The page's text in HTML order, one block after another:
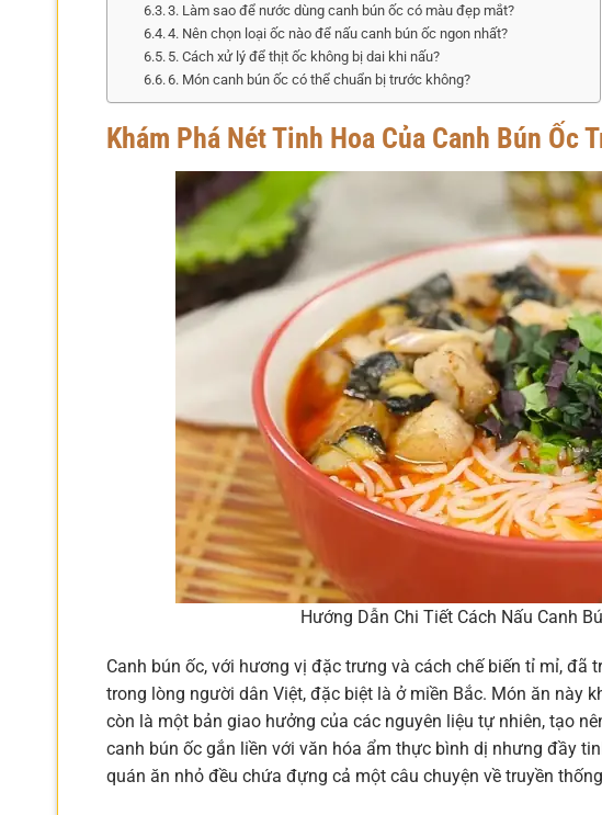
3. Làm sao để nước dùng canh bún ốc có màu đẹp mắt?
4. Nên chọn loại ốc nào để nấu canh bún ốc ngon nhất?
5. Cách xử lý để thịt ốc không bị dai khi nấu?
6. Món canh bún ốc có thể chuẩn bị trước không?
Khám Phá Nét Tinh Hoa Của Canh Bún Ốc
Hướng Dẫn Chi Tiết Cách Nấu Canh
Canh bún ốc, với hương vị đặc trưng và cách chế biến tỉ mỉ,
trong lòng người dân Việt, đặc biệt là ở miền Bắc. Món ăn này
còn là một bản giao hưởng của các nguyên liệu tự nhiên, tạo
canh bún ốc gắn liền với văn hóa ẩm thực bình dị nhưng đầy
quán ăn nhỏ đều chứa đựng cả một câu chuyện về truyền